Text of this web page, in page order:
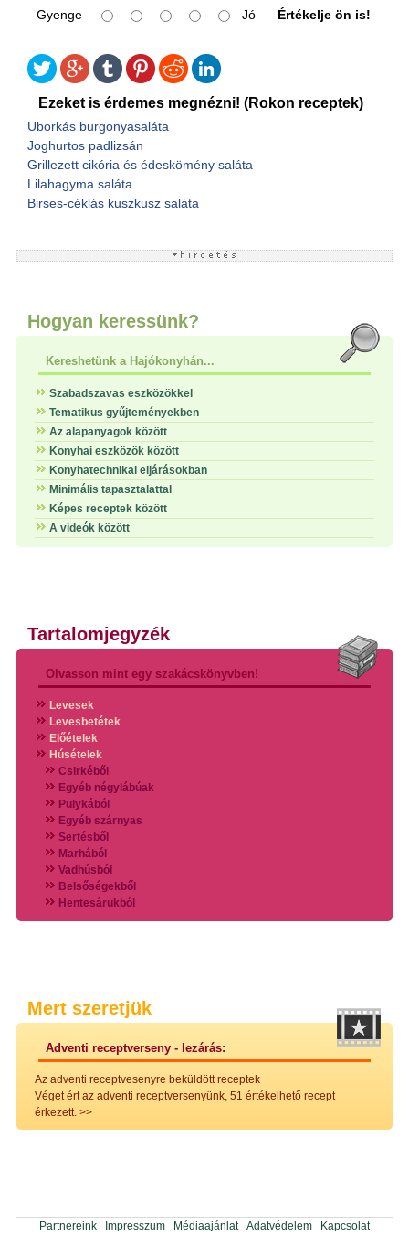
Gyenge
Jó Értékelje ön is!
Ezeket is érdemes megnézni! (Rokon receptek)
Uborkás burgonyasaláta
Joghurtos padlizsán
Grillezett cikória és édeskömény saláta
Lilahagyma saláta
Birses-céklás kuszkusz saláta
Hogyan keressünk?
Kereshetünk a Hajókonyhán...
Szabadszavas eszközökkel
Tematikus gyűjteményekben
Az alapanyagok között
Konyhai eszközök között
Konyhatechnikai eljárásokban
Minimális tapasztalattal
Képes receptek között
A videók között
Tartalomjegyzék
Olvasson mint egy szakácskönyvben!
Levesek
Levesbetétek
Előételek
Húsételek
Csirkéből
Egyéb négylábúak
Pulykából
Egyéb szárnyas
Sertésből
Marhából
Vadhúsból
Belsőségekből
Hentesárukból
Vadszárnyasokból
Köretek
Klasszikus főzelékek
Zöldséges ételek
Hidegkonyhai készítmények
Főtt tészták
Zsiradékban sült tészták
Sütőben sült tészták
Házi befőzés
Pácok
Mert szeretjük
Adventi receptverseny - lezárás:
Az adventi receptvesenyre beküldött receptek
Véget ért az adventi receptversenyünk, 51 értékelhető recept
érkezett. >>
Partnereink Impresszum Médiaajánlat Adatvédelem Kapcsolat